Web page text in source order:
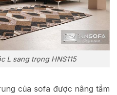
L sang trọng HNS115
của sofa được nâng tầm